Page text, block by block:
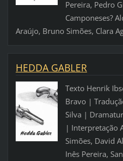
Pereira, Pedro
Camponeses?
Araújo, Bruno Simões, Clara
HEDDA GABLER
Texto Henrik
Bravo |
Silva |
| Interpretação
Simões, David
Inês Pereira,